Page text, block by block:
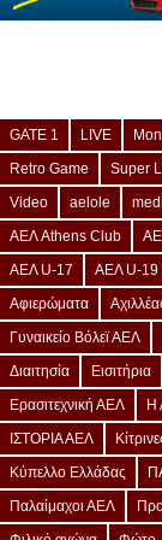
GATE 1 LIVE
Retro Game
Super
Video
aelole
ΑΕΛ Athens Club
ΑΕΛ U-17
ΑΕΛ U-19
Αφιερώματα
Γυναικείο Βόλεϊ ΑΕΛ
Διαιτησία
Εισιτήρια
Ερασιτεχνική ΑΕΛ
Η
ΙΣΤΟΡΙΑ ΑΕΛ
Κύπελλο Ελλάδας
Παλαίμαχοι ΑΕΛ